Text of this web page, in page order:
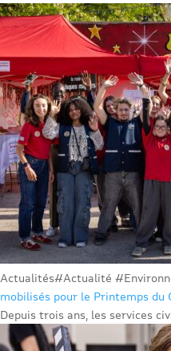
Actualités#Actualité
mobilisés pour le Printemps du
Depuis trois ans, les services